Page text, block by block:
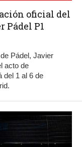
oficial del
Pádel P1
Pádel, Javier
acto de
del 1 al 6 de